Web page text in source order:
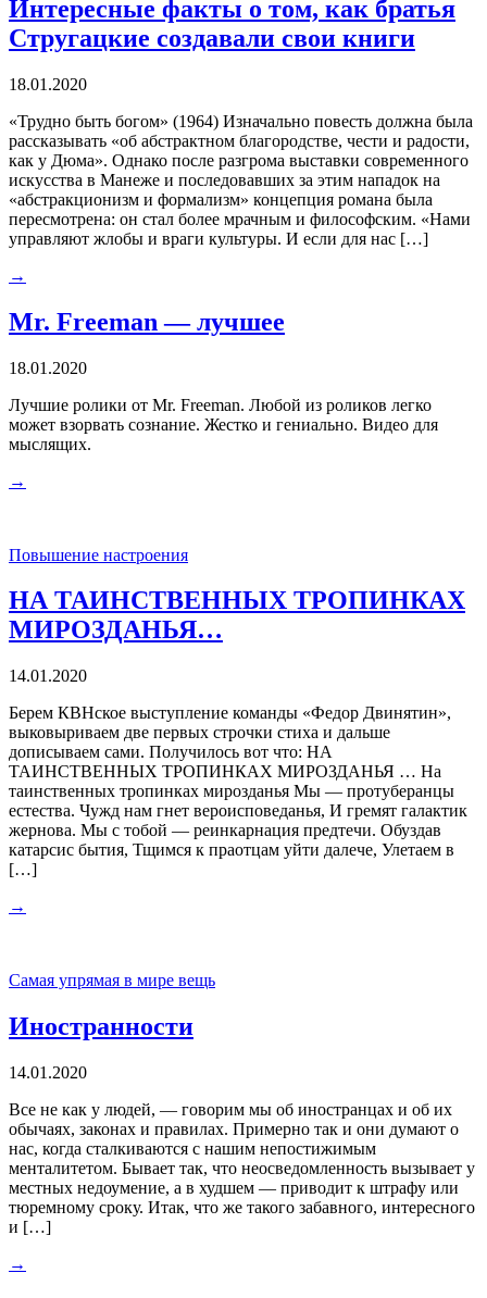
Интересные факты о том, как братья
Стругацкие создавали свои книги
18.01.2020
«Трудно быть богом» (1964) Изначально повесть должна была
рассказывать «об абстрактном благородстве, чести и радости,
как у Дюма». Однако после разгрома выставки современного
искусства в Манеже и последовавших за этим нападок на
«абстракционизм и формализм» концепция романа была
пересмотрена: он стал более мрачным и философским. «Нами
управляют жлобы и враги культуры. И если для нас […]
→
Mr. Freeman — лучшее
18.01.2020
Лучшие ролики от Mr. Freeman. Любой из роликов легко
может взорвать сознание. Жестко и гениально. Видео для
мыслящих.
→
Повышение настроения
НА ТАИНСТВЕННЫХ ТРОПИНКАХ
МИРОЗДАНЬЯ…
14.01.2020
Берем КВНское выступление команды «Федор Двинятин»,
выковыриваем две первых строчки стиха и дальше
дописываем сами. Получилось вот что: НА
ТАИНСТВЕННЫХ ТРОПИНКАХ МИРОЗДАНЬЯ … На
таинственных тропинках мирозданья Мы — протуберанцы
естества. Чужд нам гнет вероисповеданья, И гремят галактик
жернова. Мы с тобой — реинкарнация предтечи. Обуздав
катарсис бытия, Тщимся к праотцам уйти далече, Улетаем в
[…]
→
Самая упрямая в мире вещь
Иностранности
14.01.2020
Все не как у людей, — говорим мы об иностранцах и об их
обычаях, законах и правилах. Примерно так и они думают о
нас, когда сталкиваются с нашим непостижимым
менталитетом. Бывает так, что неосведомленность вызывает у
местных недоумение, а в худшем — приводит к штрафу или
тюремному сроку. Итак, что же такого забавного, интересного
и […]
→